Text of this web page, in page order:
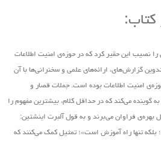
کتاب:
نصیب این حقیر کرد که در حوزه‌ی امنیت اطلاعات
گزارش‌های، ارائه‌های علمی و سخنرانی‌ها با آن
امنیت اطلاعات بوده است. جملات قصار و
گوینده‌ می‌کند که در حداقل کلام، بیشترین مفهوم را
بهره‌ی فراوان‌ می‌برند و به قول آلبرت اینشتین:
تنها راه آموزش است»؛ تمثیل کمک می‌کنند که